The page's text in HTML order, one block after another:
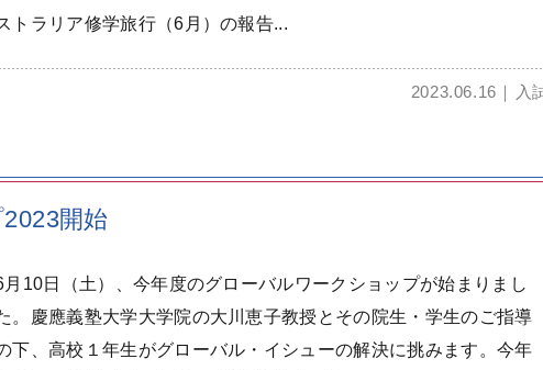
トラリア修学旅行（6月）の報告...
2023.06.16 入
開始
月10日（土）、今年度のグローバルワークショップが始まりまし
。慶應義塾大学大学院の大川恵子教授とその院生・学生のご指導
下、高校１年生がグローバル・イシューの解決に挑みます。今年